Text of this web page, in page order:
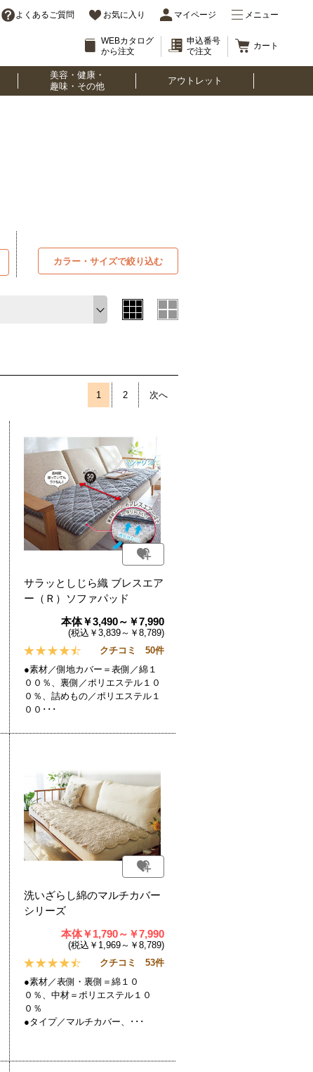
よくあるご質問 お気に入り マイページ メニュー
WEBカタログ
から注文
申込番号
で注文
カート
美容・健康・
趣味・その他
アウトレット
カラー・サイズで絞り込む
1 2 次へ
サラッとしじら織 ブレスエア
ー（Ｒ）ソファパッド
本体￥3,490～￥7,990
(税込￥3,839～￥8,789)
クチコミ 50件
●素材／側地カバー＝表側／綿１
００％、裏側／ポリエステル１０
０％、詰めもの／ポリエステル１
００･･･
洗いざらし綿のマルチカバー
シリーズ
本体￥1,790～￥7,990
(税込￥1,969～￥8,789)
クチコミ 53件
●素材／表側・裏側＝綿１０
０％、中材＝ポリエステル１０
０％
●タイプ／マルチカバー、･･･